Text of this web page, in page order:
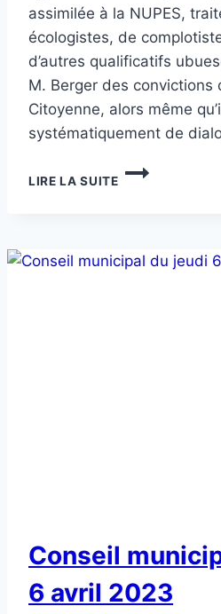
assimilée à la NUPES,
écologistes, de
d’autres qualificatifs
M. Berger des convictions
Citoyenne, alors même
systématiquement de
LIRE LA SUITE
TRIBUNE
D’AVRIL
NON
CLASSÉ
Conseil
6 avril 2023